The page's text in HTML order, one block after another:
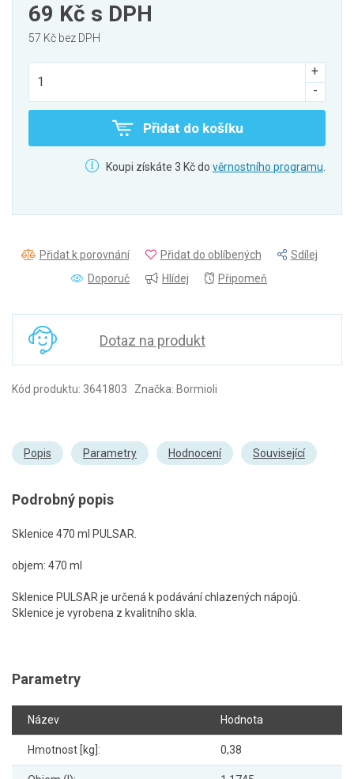
69 Kč s DPH
57 Kč bez DPH
Přidat do košíku
Koupi získáte 3 Kč do věrnostního programu.
Přidat k porovnání Přidat do oblíbených
Sdílej
Doporuč
Hlídej Připomeň
Dotaz na produkt
Kód produktu: 3641803 Značka: Bormioli
Popis Parametry Hodnocení Související
Podrobný popis
Sklenice 470 ml PULSAR.
objem: 470 ml
Sklenice PULSAR je určená k podávání chlazených nápojů.
Sklenice je vyrobena z kvalitního skla.
Parametry
Název Hodnota
Hmotnost [kg]: 0,38